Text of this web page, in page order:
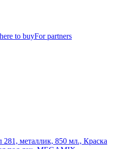
to buyFor partners
281, металлик, 850 мл., Краска